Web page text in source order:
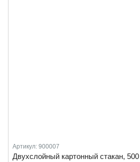
Артикул: 900007
Двухслойный картонный стакан,